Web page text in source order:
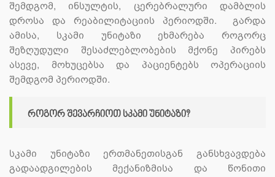
შემდგომ, ინსულტის, ცერებრალური დამბლის
დროსა და რეაბილიტაციის პერიოდში. გარდა
ამისა, სკამი უნიტაზი ეხმარება როგორც
შეზღუდული შესაძლებლობების მქონე პირებს
ასევე, მოხუცებსა და პაციენტებს ოპერაციის
შემდგომ პერიოდში.
როგორ შევარჩიოთ სკამი უნიტაზი?
სკამი უნიტაზი ერთმანეთისგან განსხვავდება
გადაადგილების მექანიზმისა და წონითი